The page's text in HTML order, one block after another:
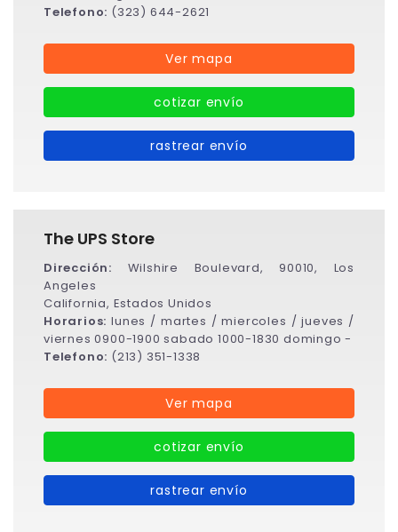
Telefono: (323) 644-2621
Ver mapa
cotizar envío
rastrear envío
The UPS Store
Dirección: Wilshire Boulevard, 90010, Los
Angeles
California, Estados Unidos
Horarios:lunes / martes / miercoles / jueves /
viernes 0900-1900 sabado 1000-1830 domingo -
Telefono: (213) 351-1338
Ver mapa
cotizar envío
rastrear envío